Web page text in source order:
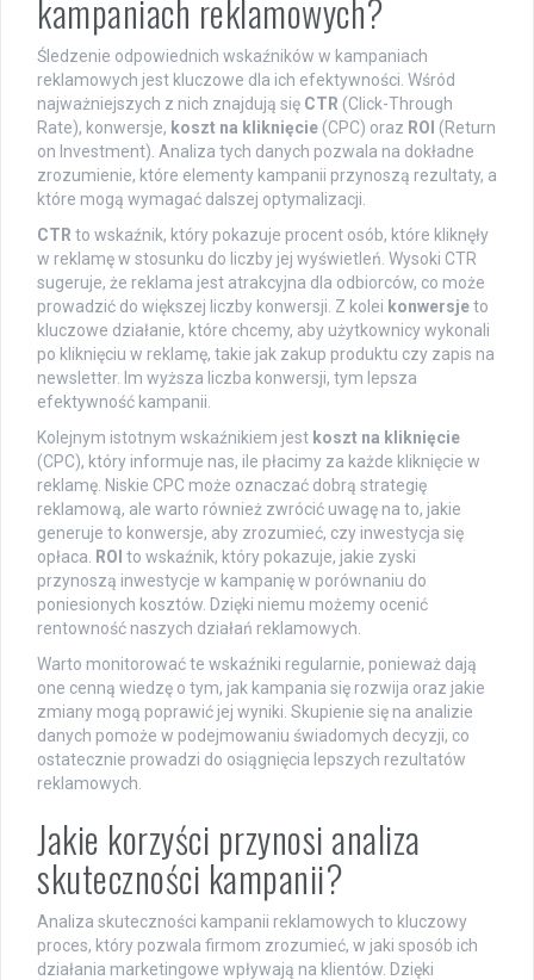
kampaniach reklamowych?
Śledzenie odpowiednich wskaźników w kampaniach
reklamowych jest kluczowe dla ich efektywności. Wśród
najważniejszych z nich znajdują się CTR (Click-Through
Rate), konwersje, koszt na kliknięcie (CPC) oraz ROI (Return
on Investment). Analiza tych danych pozwala na dokładne
zrozumienie, które elementy kampanii przynoszą rezultaty, a
które mogą wymagać dalszej optymalizacji.
CTR to wskaźnik, który pokazuje procent osób, które kliknęły
w reklamę w stosunku do liczby jej wyświetleń. Wysoki CTR
sugeruje, że reklama jest atrakcyjna dla odbiorców, co może
prowadzić do większej liczby konwersji. Z kolei konwersjeto
kluczowe działanie, które chcemy, aby użytkownicy wykonali
po kliknięciu w reklamę, takie jak zakup produktu czy zapis na
newsletter. Im wyższa liczba konwersji, tym lepsza
efektywność kampanii.
Kolejnym istotnym wskaźnikiem jest koszt na kliknięcie
(CPC), który informuje nas, ile płacimy za każde kliknięcie w
reklamę. Niskie CPC może oznaczać dobrą strategię
reklamową, ale warto również zwrócić uwagę na to, jakie
generuje to konwersje, aby zrozumieć, czy inwestycja się
opłaca.
ROI to wskaźnik, który pokazuje, jakie zyski
przynoszą inwestycje w kampanię w porównaniu do
poniesionych kosztów. Dzięki niemu możemy ocenić
rentowność naszych działań reklamowych.
Warto monitorować te wskaźniki regularnie, ponieważ dają
one cenną wiedzę o tym, jak kampania się rozwija oraz jakie
zmiany mogą poprawić jej wyniki. Skupienie się na analizie
danych pomoże w podejmowaniu świadomych decyzji, co
ostatecznie prowadzi do osiągnięcia lepszych rezultatów
reklamowych.
Jakie korzyści przynosi analiza
skuteczności kampanii?
Analiza skuteczności kampanii reklamowych to kluczowy
proces, który pozwala firmom zrozumieć, w jaki sposób ich
działania marketingowe wpływają na klientów. Dzięki